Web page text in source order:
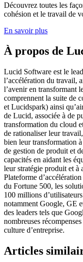
Découvrez toutes les
cohésion et le travail de
En savoir plus
À propos de
Lucid Software est le
l’accélération du travail,
l’avenir en transformant
comprennent la suite de
et Lucidspark) ainsi
de Lucid, associée à de
transformation du cloud
de rationaliser leur
bien leur transformation
de gestion de produit et
capacités en aidant les
leur stratégie produit et à
Plateforme
du Fortune 500, les
100 millions
notamment Google, GE
des leaders tels que
nombreuses
culture d’entreprise.
Articles